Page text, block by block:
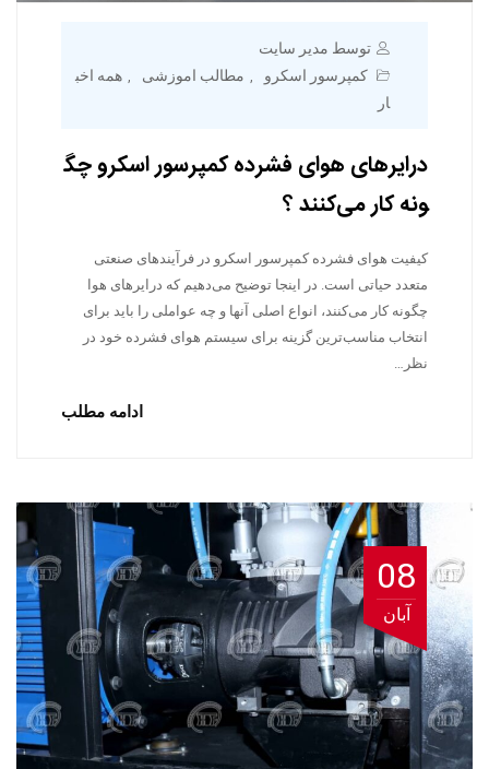
توسط مدیر سایت
کمپرسور اسکرو
مطالب اموزشی
همه اخب
ار
درایرهای هوای فشرده کمپرسور اسکرو چگ
ونه کار می‌کنند ؟
کیفیت هوای فشرده کمپرسور اسکرو در فرآیندهای صنعتی
متعدد حیاتی است. در اینجا توضیح می‌دهیم که درایرهای هوا
چگونه کار می‌کنند، انواع اصلی آنها و چه عواملی را باید برای
انتخاب مناسب‌ترین گزینه برای سیستم هوای فشرده خود در
نظر…
ادامه مطلب
08
آبان